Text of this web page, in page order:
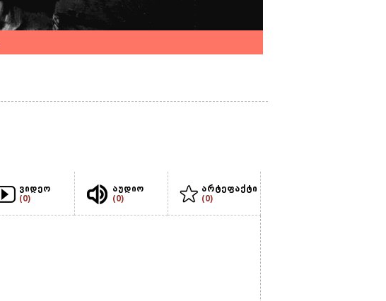
ვიდეო
(0)
აუდიო
(0)
არტეფაქტი
(0)